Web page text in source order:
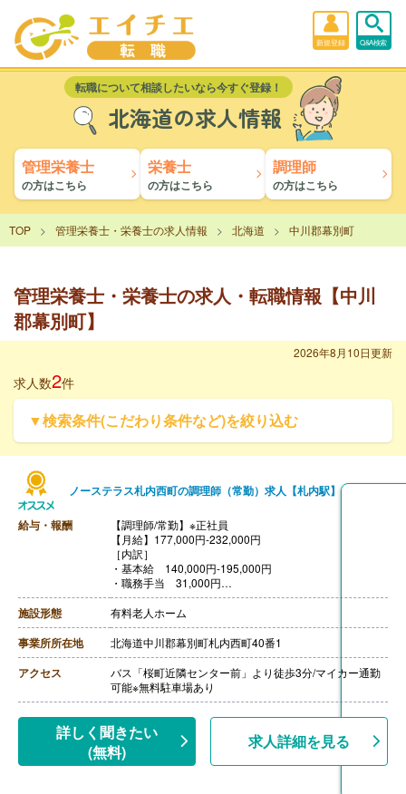
新規登録 Q&A検索
転職について相談したいなら今すぐ登録！
北海道の求人情報
管理栄養士
の方はこちら
栄養士
の方はこちら
調理師
の方はこちら
TOP 管理栄養士・栄養士の求人情報 北海道 中川郡幕別町
管理栄養士・栄養士の求人・転職情報【中川
郡幕別町】
2026年8月10日更新
求人数2件
▼検索条件(こだわり条件など)を絞り込む
ノーステラス札内西町の調理師（常勤）求人【札内駅】
給与・報酬
【調理師/常勤】※正社員
【月給】177,000円-232,000円
［内訳］
・基本給 140,000円-195,000円
・職務手当 31,000円
・ベースアップ手当 6,000円
［その他手当］
・住宅手当 0円-25,000円
・家族手当 配偶者16,000円、他扶養親族5,500円/人
・ベースアップ評価手当 ※算定期間中に限り支給（算
定期間2026年3月迄、以降診療報酬改定による）
【賞与】年3回（計4.50ヶ月分）※前年度実績
【通勤手当】あり（上限31,600円/月）
【退職金】あり※勤続3年以上
施設形態 有料老人ホーム
事業所所在地 北海道中川郡幕別町札内西町40番1
アクセス
バス「桜町近隣センター前」より徒歩3分/マイカー通勤
可能※無料駐車場あり
詳しく聞きたい
(無料)
求人詳細を見る